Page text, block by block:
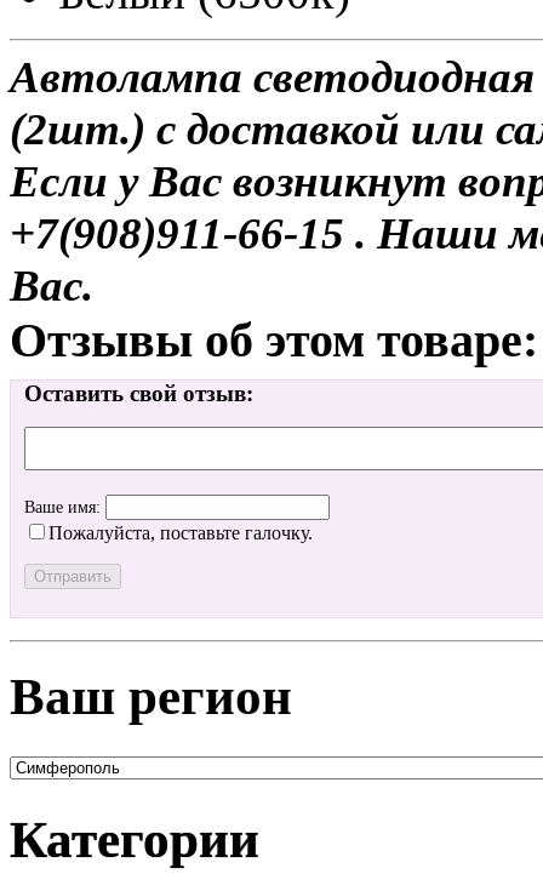
Автолампа
(2шт.) с доставкой или
Если у Вас возникнут
+7(908)911-66-15 . Наши
Вас.
Отзывы об этом товаре:
Оставить свой отзыв:
Ваше имя:
Пожалуйста, поставьте галочку.
Ваш регион
Категории